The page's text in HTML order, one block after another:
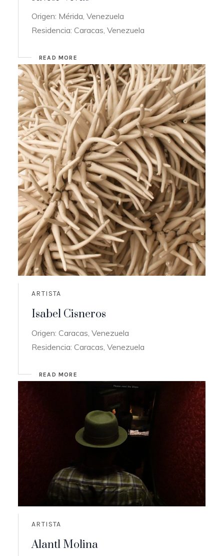
Origen: Mérida, Venezuela
Residencia: Caracas, Venezuela
READ MORE
ARTISTA
Isabel Cisneros
Origen: Caracas, Venezuela
Residencia: Caracas, Venezuela
READ MORE
ARTISTA
Alantl Molina